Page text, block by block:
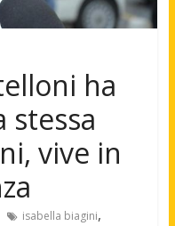
ha
stessa
vive in
isabella biagini,